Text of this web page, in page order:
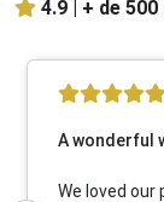
4.9 | + de 500
A wonderful
We loved our